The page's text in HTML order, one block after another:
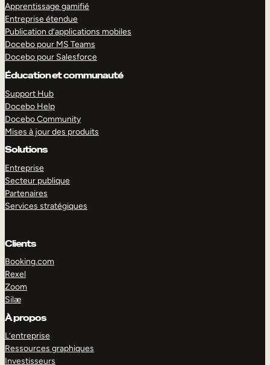
Apprentissage gamifié
Entreprise étendue
Publication d’applications mobiles
Docebo pour MS Teams
Docebo pour Salesforce
Éducation et communauté
Support Hub
Docebo Help
Docebo Community
Mises à jour des produits
Solutions
Entreprise
Secteur publique
Partenaires
Services stratégiques
Clients
Booking.com
Rexel
Zoom
Silæ
À propos
L’entreprise
Ressources graphiques
Investisseurs